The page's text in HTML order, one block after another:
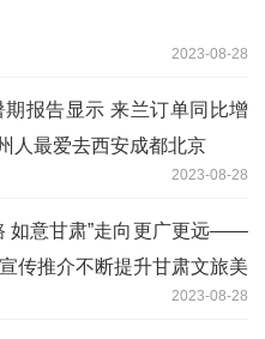
2023-08-28
期报告显示 来兰订单同比增
人最爱去西安成都北京
2023-08-28
如意甘肃”走向更广更远——
传推介不断提升甘肃文旅美
2023-08-28